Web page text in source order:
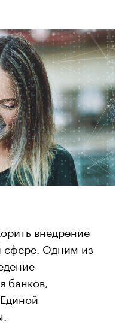
внедрение
сфере. Одним из
банков,